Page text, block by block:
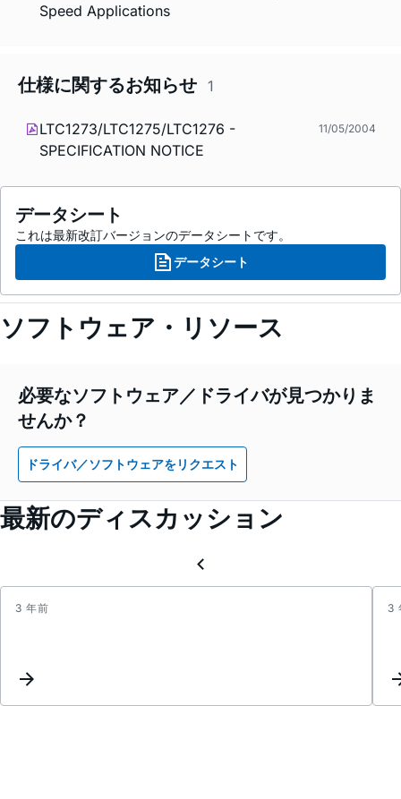
Speed Applications
仕様に関するお知らせ 1
LTC1273/LTC1275/LTC1276 -
SPECIFICATION NOTICE
11/05/2004
データシート
これは最新改訂バージョンのデータシートです。
データシート
ソフトウェア・リソース
必要なソフトウェア／ドライバが見つかりま
せんか？
ドライバ／ソフトウェアをリクエスト
最新のディスカッション
3 年前 3